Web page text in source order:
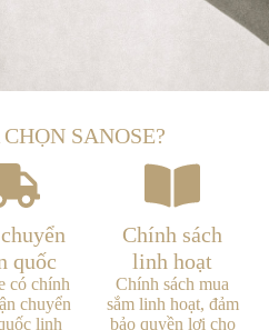
SANOSE?
quốc
có chính
chuyển
linh
Chính sách
linh hoạt
Chính sách mua
sắm linh hoạt, đảm
bảo quyền lợi cho